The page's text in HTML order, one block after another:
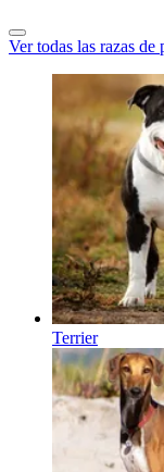
Ver todas las razas de
Terrier